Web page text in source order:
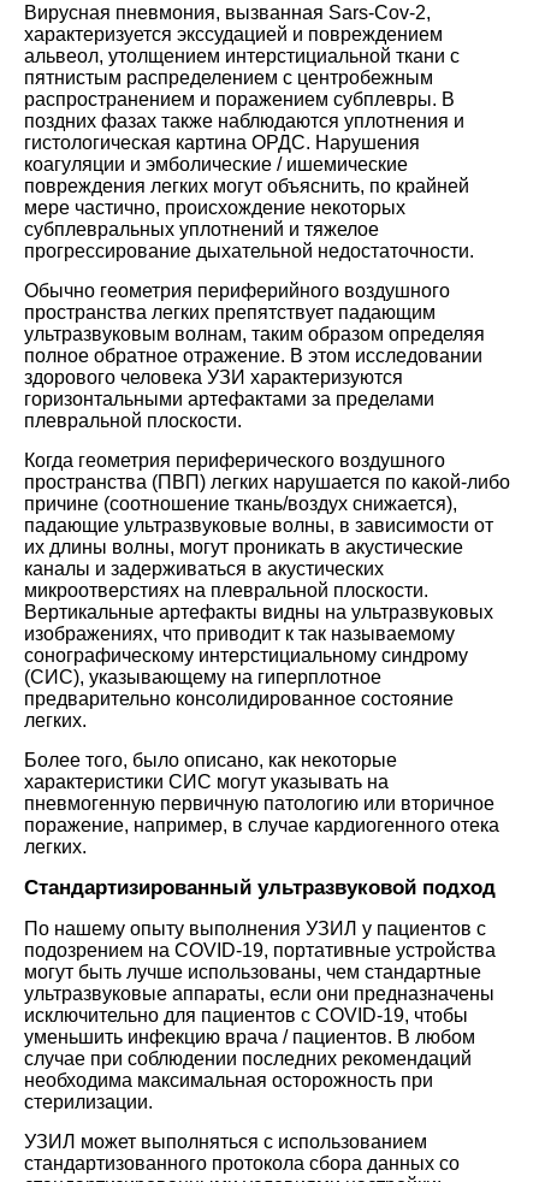
Вирусная пневмония, вызванная Sars-Cov-2,
характеризуется экссудацией и повреждением
альвеол, утолщением интерстициальной ткани с
пятнистым распределением с центробежным
распространением и поражением субплевры. В
поздних фазах также наблюдаются уплотнения и
гистологическая картина ОРДС. Нарушения
коагуляции и эмболические / ишемические
повреждения легких могут объяснить, по крайней
мере частично, происхождение некоторых
субплевральных уплотнений и тяжелое
прогрессирование дыхательной недостаточности.
Обычно геометрия периферийного воздушного
пространства легких препятствует падающим
ультразвуковым волнам, таким образом определяя
полное обратное отражение. В этом исследовании
здорового человека УЗИ характеризуются
горизонтальными артефактами за пределами
плевральной плоскости.
Когда геометрия периферического воздушного
пространства (ПВП) легких нарушается по какой-либо
причине (соотношение ткань/воздух снижается),
падающие ультразвуковые волны, в зависимости от
их длины волны, могут проникать в акустические
каналы и задерживаться в акустических
микроотверстиях на плевральной плоскости.
Вертикальные артефакты видны на ультразвуковых
изображениях, что приводит к так называемому
сонографическому интерстициальному синдрому
(СИС), указывающему на гиперплотное
предварительно консолидированное состояние
легких.
Более того, было описано, как некоторые
характеристики СИС могут указывать на
пневмогенную первичную патологию или вторичное
поражение, например, в случае кардиогенного отека
легких.
Стандартизированный ультразвуковой подход
По нашему опыту выполнения УЗИЛ у пациентов с
подозрением на COVID-19, портативные устройства
могут быть лучше использованы, чем стандартные
ультразвуковые аппараты, если они предназначены
исключительно для пациентов с COVID-19, чтобы
уменьшить инфекцию врача / пациентов. В любом
случае при соблюдении последних рекомендаций
необходима максимальная осторожность при
стерилизации.
УЗИЛ может выполняться с использованием
стандартизованного протокола сбора данных со